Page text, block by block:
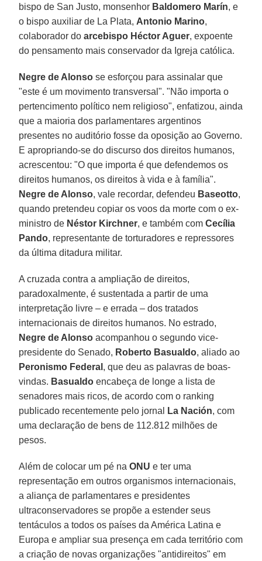
bispo de San Justo, monsenhor Baldomero Marín, e
o bispo auxiliar de La Plata, Antonio Marino,
colaborador doarcebispo Héctor Aguer, expoente
do pensamento mais conservador da Igreja católica.
Negre de Alonso se esforçou para assinalar que
"este é um movimento transversal". "Não importa o
pertencimento político nem religioso", enfatizou, ainda
que a maioria dos parlamentares argentinos
presentes no auditório fosse da oposição ao Governo.
E apropriando-se do discurso dos direitos humanos,
acrescentou: "O que importa é que defendemos os
direitos humanos, os direitos à vida e à família".
Negre de Alonso, vale recordar, defendeu Baseotto,
quando pretendeu copiar os voos da morte com o ex-
ministro de Néstor Kirchner, e também comCecília
Pando, representante de torturadores e repressores
da última ditadura militar.
A cruzada contra a ampliação de direitos,
paradoxalmente, é sustentada a partir de uma
interpretação livre – e errada – dos tratados
internacionais de direitos humanos. No estrado,
Negre de Alonso acompanhou o segundo vice-
presidente do Senado, Roberto Basualdo, aliado ao
Peronismo Federal , que deu as palavras de boas-
vindas. Basualdo encabeça de longe a lista de
senadores mais ricos, de acordo com o ranking
publicado recentemente pelo jornal
La Nación, com
uma declaração de bens de 112.812 milhões de
pesos.
Além de colocar um pé naONU e ter uma
representação em outros organismos internacionais,
a aliança de parlamentares e presidentes
ultraconservadores se propõe a estender seus
tentáculos a todos os países da América Latina e
Europa e ampliar sua presença em cada território com
a criação de novas organizações "antidireitos" em